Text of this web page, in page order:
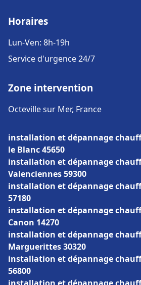
Horaires
Lun-Ven: 8h-19h
Service d'urgence 24/7
Zone intervention
Octeville sur Mer, France
installation et dépannage
le Blanc 45650
installation et dépannage
Valenciennes 59300
installation et dépannage
57180
installation et dépannage
Canon 14270
installation et dépannage
Marguerittes 30320
installation et dépannage
56800